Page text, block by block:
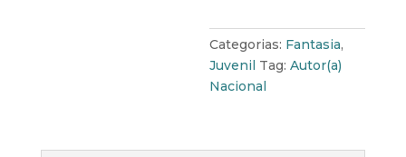
Príncipes
das
guerras
quantidade
Categorias: Fantasia,
Juvenil Tag:Autor(a)
Nacional